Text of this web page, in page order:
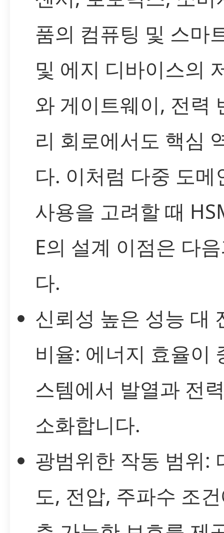
품의 컴퓨팅 및 스마
및 에지 디바이스의
와 게이트웨이, 전력
리 회로에서도 핵심
다. 이처럼 다중 도메
사용을 고려할 때
E의 설계 이점은 다
다.
신뢰성 높은 성능 대
비율: 에너지 효율이
스템에서 발열과 전
소화합니다.
광범위한 작동 범위:
도, 전압, 주파수 조